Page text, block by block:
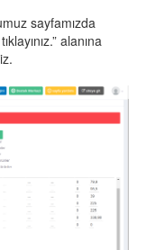
sayfamızda
alanına